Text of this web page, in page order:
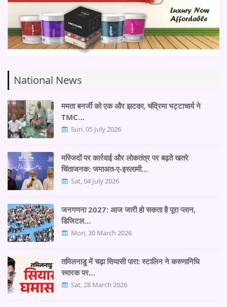
National News
ममता बनर्जी को एक और झटका, चंद्रिमा भट्टाचार्य ने
TMC…
Sun, 05 July 2026
मस्जिदों पर कार्रवाई और लोकतंत्र पर बढ़ते खतरे
चिंताजनक: जमाअत-ए-इस्लामी…
Sat, 04 July 2026
जनगणना 2027: आज जारी हो सकता है पूरा प्लान,
डिजिटल…
Mon, 30 March 2026
तमिलनाडु में चढ़ा सियासी पारा: स्टालिन ने करुणानिधि
स्मारक पर…
Sat, 28 March 2026